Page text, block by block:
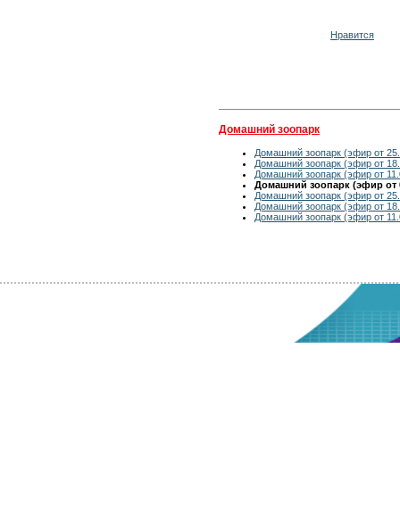
Нравится
Домашний зоопарк
Домашний зоопарк (эфир от
Домашний зоопарк (эфир от
Домашний зоопарк (эфир от
Домашний зоопарк (эфир от
Домашний зоопарк (эфир от
Домашний зоопарк (эфир от
Домашний зоопарк (эфир от